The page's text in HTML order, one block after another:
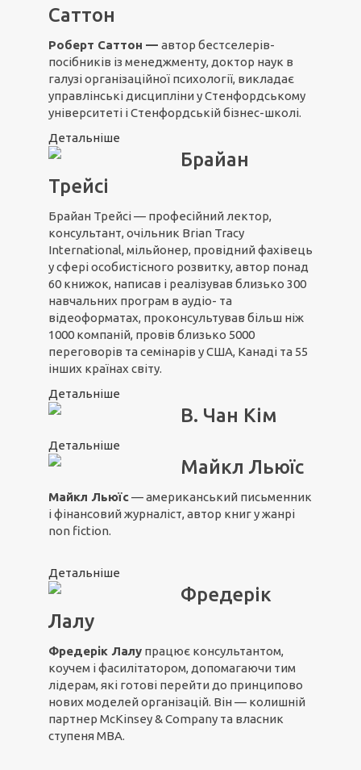
Саттон
Роберт Саттон — автор бестселерів-
посібників із менеджменту, доктор наук в
галузі організаційної психології, викладає
управлінські дисципліни у Стенфордському
університеті і Стенфордській бізнес-школі.
Детальніше
Брайан
Трейсі
Брайан Трейсі — професійний лектор,
консультант, очільник Brian Tracy
International, мільйонер, провідний фахівець
у сфері особистісного розвитку, автор понад
60 книжок, написав і реалізував близько 300
навчальних програм в аудіо- та
відеоформатах, проконсультував більш ніж
1000 компаній, провів близько 5000
переговорів та семінарів у США, Канаді та 55
інших країнах світу.
Детальніше
В. Чан Кім
Детальніше
Майкл Льюїс
Майкл Льюїс— американський письменник
і фінансовий журналіст, автор книг у жанрі
non fiction.
Детальніше
Фредерік
Лалу
Фредерік Лалу працює консультантом,
коучем і фасилітатором, допомагаючи тим
лідерам, які готові перейти до принципово
нових моделей організацій. Він — колишній
партнер McKinsey & Company та власник
ступеня MBA.